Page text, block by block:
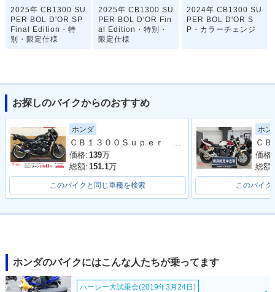
2025年 CB1300 SU
PER BOL D'OR SP
Final Edition・特
別・限定仕様
2025年 CB1300 SU
PER BOL D'OR Fin
al Edition・特別・
限定仕様
2024年 CB1300 SU
PER BOL D'OR S
P・カラーチェンジ
2023年 CB1300 SU
PER BOL D'OR・カ
ラーチェンジ
PER BOL D’OR SP
30th Anniversary・
特別・限定仕様
2023年 CB1300 SU
PER BOL D'OR S
P・カラーチェンジ
2021年 CB1300 SU
PER BOL D'OR S
P・マイナーチェン
ジ
2021年 CB1300 SU
PER BOL D'OR・マ
2020年 CB1300 SU
PER BOL D'OR S
お探しのバイクからのおすすめ
ホンダ
価格: 139万
総額: 151.1万
このバイクと同じ車種を検索
ホン
価格:
総額:
このバイク
ホンダのバイクにはこんな人たちが乗ってます
ハーレー大試乗会(2019年3月24日)